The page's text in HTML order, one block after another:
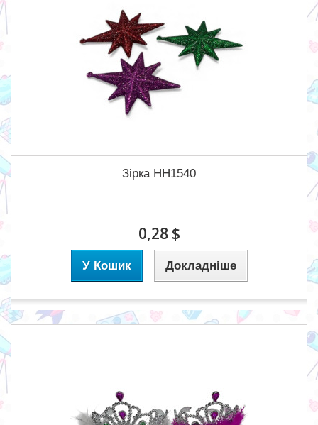
Зірка HH1540
0,28 $
У Кошик Докладніше